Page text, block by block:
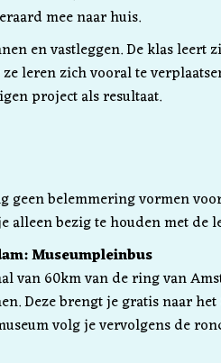
mee naar huis.
en vastleggen. De klas leert
leren zich vooral te
project als resultaat.
geen belemmering vormen
alleen bezig te houden met de
Museumpleinbus
van 60km van de ring van
Deze brengt je gratis naar
volg je vervolgens de